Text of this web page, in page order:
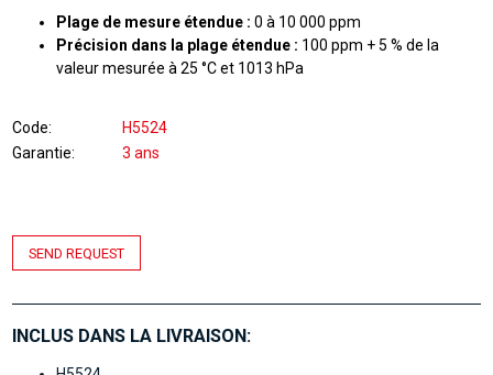
Plage de mesure étendue : 0 à 10 000 ppm
Précision dans la plage étendue : 100 ppm + 5 % de la
valeur mesurée à 25 °C et 1013 hPa
Code
H5524
Garantie
3 ans
SEND REQUEST
INCLUS DANS LA LIVRAISON: